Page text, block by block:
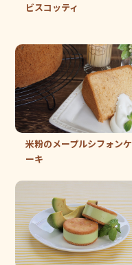
ビスコッティ
米粉のメープルシフォンケ
ーキ